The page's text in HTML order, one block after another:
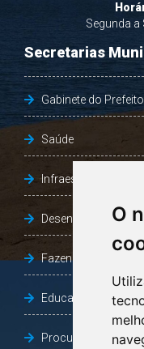
O
Segunda a
Secretarias
Gabinete do Prefeito
Saúde
Infraestrutura,
Desenvolvimento
Fazenda e
Educação
Procuradoria Geral